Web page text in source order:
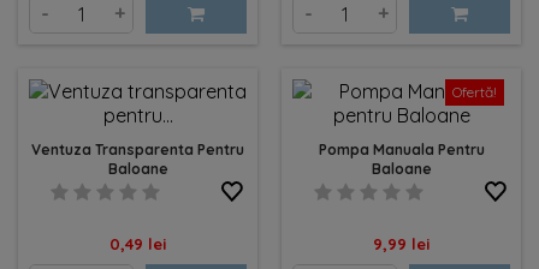
baza
- +
baza
- +
Ventuza Transparenta Pentru
Baloane
Pret
0,49 lei
Ofertă!
Pompa Manuala Pentru
Baloane
Pret
9,99 lei